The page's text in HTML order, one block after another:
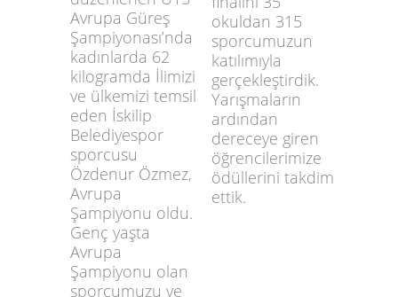
Avrupa Güreş
Şampiyonası’nda
kadınlarda 62
kilogramda İlimizi
ve ülkemizi temsil
eden İskilip
Belediyespor
sporcusu
Özdenur Özmez,
Avrupa
Şampiyonu oldu.
Genç yaşta
Avrupa
Şampiyonu olan
sporcumuzu ve
okuldan 315
sporcumuzun
katılımıyla
gerçekleştirdik.
Yarışmaların
ardından
dereceye giren
öğrencilerimize
ödüllerini takdim
ettik.